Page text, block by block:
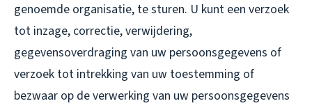
genoemde organisatie, te sturen. U kunt een verzoek
tot inzage, correctie, verwijdering,
gegevensoverdraging van uw persoonsgegevens of
verzoek tot intrekking van uw toestemming of
bezwaar op de verwerking van uw persoonsgegevens